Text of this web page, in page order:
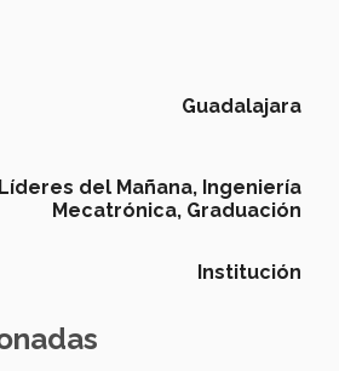
Guadalajara
Líderes del Mañana, Ingeniería
Mecatrónica, Graduación
Institución